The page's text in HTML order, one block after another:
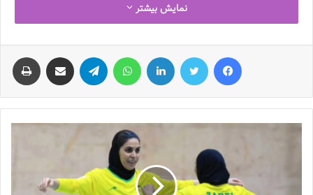
نمایش بیشتر